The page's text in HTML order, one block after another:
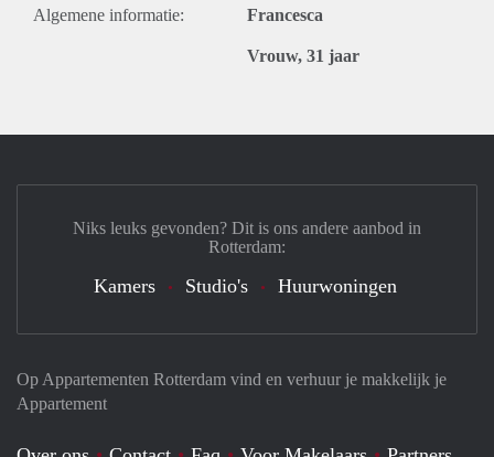
Algemene informatie: Francesca
Vrouw, 31 jaar
Op Appartementen Rotterdam vind en verhuur je makkelijk je
Appartement
Niks leuks gevonden? Dit is ons andere aanbod in
Rotterdam:
Kamers Studio's Huurwoningen